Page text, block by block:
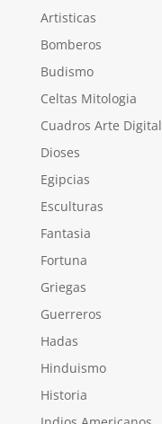
Artisticas
Bomberos
Budismo
Celtas Mitologia
Cuadros Arte Digital
Dioses
Egipcias
Esculturas
Fantasia
Fortuna
Griegas
Guerreros
Hadas
Hinduismo
Historia